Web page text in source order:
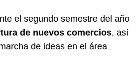
el segundo semestre del año
de nuevos comercios, así
de ideas en el área